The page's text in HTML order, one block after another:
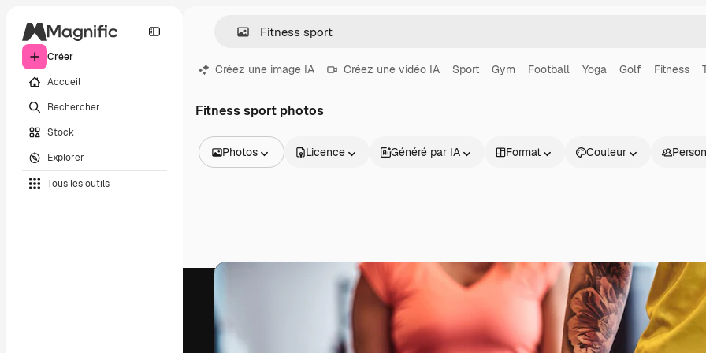
Créer
Accueil
Rechercher
Stock
Explorer
Tous les outils
Créez une image IA Créez une vidéo IA Sport Gym Football Yoga Golf Fitness
Fitness sport photos
Photos
Vidéos
Templates vidéos
Icônes
Modèles 3D
Licence Généré par IA Format Couleur
Produits Commencer